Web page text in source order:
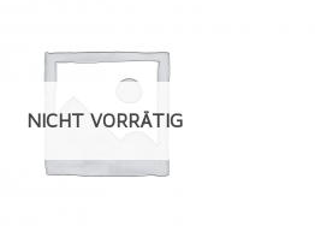
NICHT VORRÄTIG